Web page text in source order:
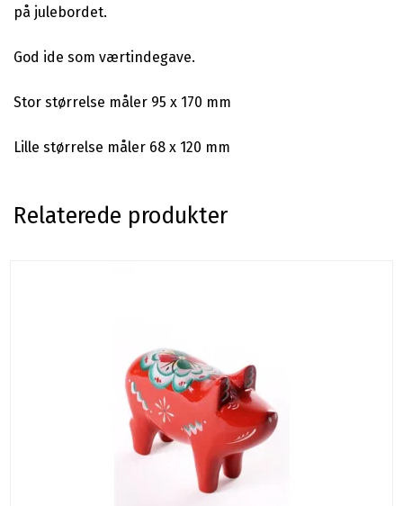
på julebordet.
God ide som værtindegave.
Stor størrelse måler 95 x 170 mm
Lille størrelse måler 68 x 120 mm
Relaterede produkter